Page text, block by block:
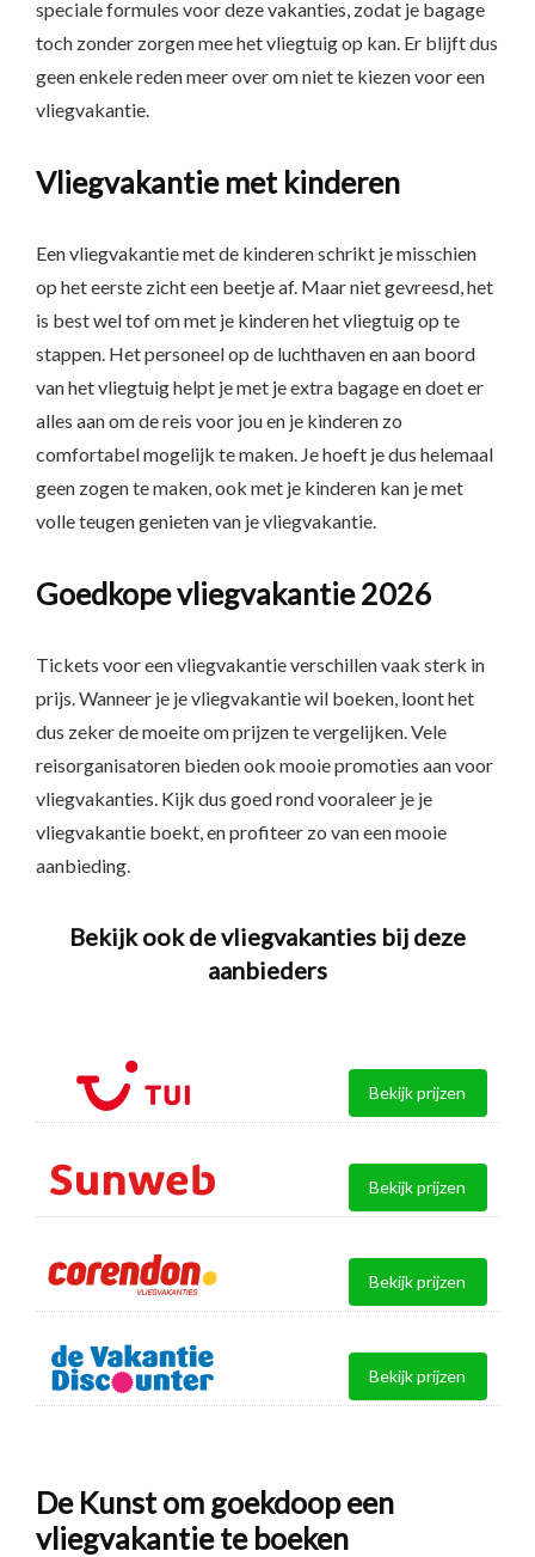
speciale formules voor deze vakanties, zodat je bagage
toch zonder zorgen mee het vliegtuig op kan. Er blijft dus
geen enkele reden meer over om niet te kiezen voor een
vliegvakantie.
Vliegvakantie met kinderen
Een vliegvakantie met de kinderen schrikt je misschien
op het eerste zicht een beetje af. Maar niet gevreesd, het
is best wel tof om met je kinderen het vliegtuig op te
stappen. Het personeel op de luchthaven en aan boord
van het vliegtuig helpt je met je extra bagage en doet er
alles aan om de reis voor jou en je kinderen zo
comfortabel mogelijk te maken. Je hoeft je dus helemaal
geen zogen te maken, ook met je kinderen kan je met
volle teugen genieten van je vliegvakantie.
Goedkope vliegvakantie 2026
Tickets voor een vliegvakantie verschillen vaak sterk in
prijs. Wanneer je je vliegvakantie wil boeken, loont het
dus zeker de moeite om prijzen te vergelijken. Vele
reisorganisatoren bieden ook mooie promoties aan voor
vliegvakanties. Kijk dus goed rond vooraleer je je
vliegvakantie boekt, en profiteer zo van een mooie
aanbieding.
Bekijk ook de vliegvakanties bij deze
aanbieders
Bekijk prijzen
Bekijk prijzen
Bekijk prijzen
Bekijk prijzen
De Kunst om goekdoop een
vliegvakantie te boeken